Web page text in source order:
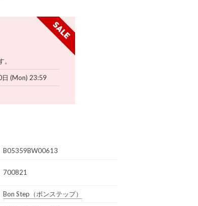
(Mon) 23:59
B05359BW00613
700821
Bon Step （ボンステップ）